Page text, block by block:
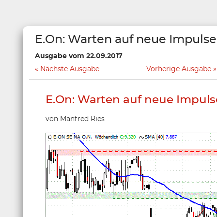
E.On: Warten auf neue Impulse
Ausgabe vom 22.09.2017
Nächste Ausgabe
Vorherige Ausgabe
E.On: Warten auf neue
von Manfred Ries